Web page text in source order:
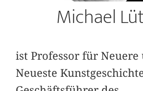
Michael
ist Professor für Neuere
Neueste